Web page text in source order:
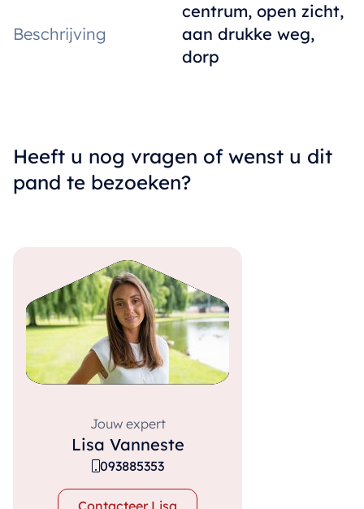
Beschrijving
centrum, open zicht,
aan drukke weg,
dorp
Heeft u nog vragen of wenst u dit
pand te bezoeken?
Jouw expert
Lisa Vanneste
093885353
Contacteer Lisa